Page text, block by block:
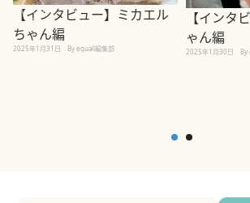
【インタビュー】ミカエル
ちゃん編
2025年1月31日 By equall編集部
【インタ
ゃん編
2025年1月30日 By